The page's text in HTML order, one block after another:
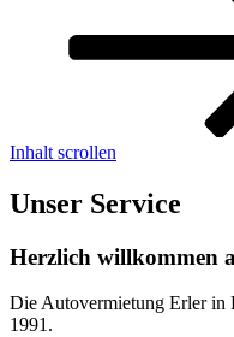
Inhalt scrollen
Unser Service
Herzlich willkommen
Die Autovermietung Erler in
1991.